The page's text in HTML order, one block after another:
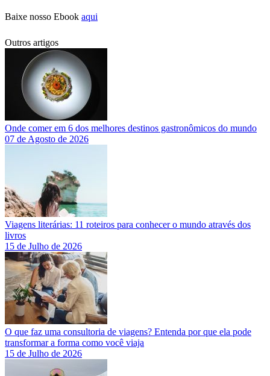
Baixe nosso Ebook aqui
Outros artigos
Onde comer em 6 dos melhores destinos gastronômicos do mundo
07 de Agosto de 2026
Viagens literárias: 11 roteiros para conhecer o mundo através dos
livros
15 de Julho de 2026
O que faz uma consultoria de viagens? Entenda por que ela pode
transformar a forma como você viaja
15 de Julho de 2026